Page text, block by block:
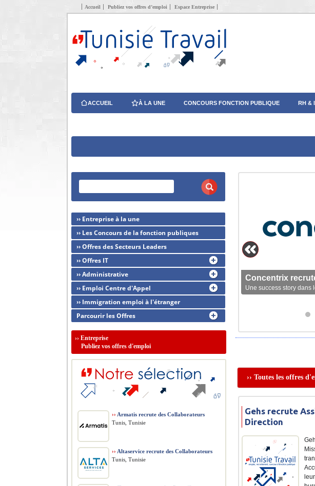
Accueil Publiez vos offres d’emploi Espace Entreprise
ACCUEIL À LA UNE CONCOURS FONCTION PUBLIQUE RH &
Concentrix
Une success story dans
›› Toutes les offres
Gehs recrute
Direction
›› Entreprise à la une
›› Les Concours de la fonction publiques
›› Offres des Secteurs Leaders
›› Offres IT
›› Administrative
›› Emploi Centre d'Appel
›› Immigration emploi à l'étranger
Parcourir les Offres
›› Entreprise
Publiez vos offres d'emploi
›› Armatis recrute des Collaborateurs
Tunis, Tunisie
›› Altaservice recrute des Collaborateurs
Tunis, Tunisie